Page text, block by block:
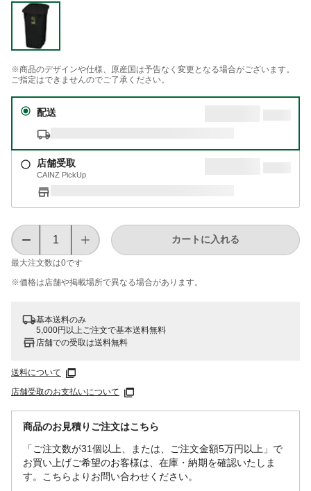
※商品のデザインや仕様、原産国は予告なく変更となる場合がございます。
ご指定はできませんのでご了承ください。
配送
店舗受取
CAINZ PickUp
最大注文数は0です
カートに入れる
※価格は​店舗や​掲載場所で​異なる​場合が​あります。
基本送料のみ
5,000円以上ご注文で基本送料無料
店舗での受取は送料無料
送料について
店舗受取のお支払いについて
商品のお見積りご注文はこちら
「ご注文数が31個以上、または、ご注文金額5万円以上」で
お買い上げご希望のお客様は、在庫・納期を確認いたしま
す。こちらよりお問い合わせください。